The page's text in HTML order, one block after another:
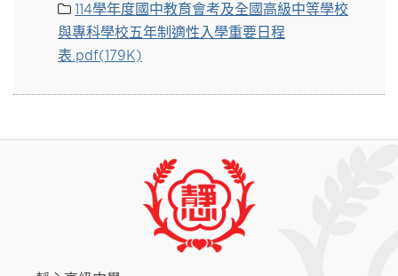
114學年度國中教育會考及全國高級中等學校
與專科學校五年制適性入學重要日程
表.pdf(179K)